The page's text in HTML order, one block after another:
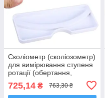
Сколіометр (сколіозометр)
для вимірювання ступеня
ротації (обертання,
725,14 ₴ 763,30 ₴